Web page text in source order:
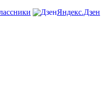
Яндекс.Дзен